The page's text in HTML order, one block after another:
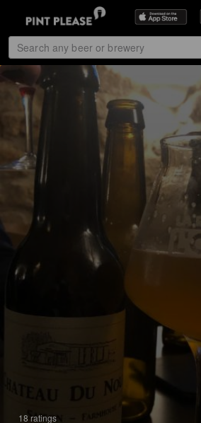
18 ratings